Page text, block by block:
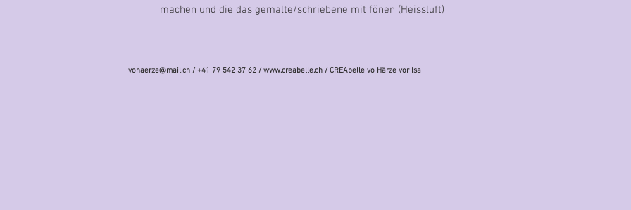
machen und die das gemalte/schriebene mit fönen (Heissluft)
vohaerze@mail.ch / +41 79 542 37 62 / www.creabelle.ch / CREAbelle vo Härze vor Isa